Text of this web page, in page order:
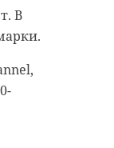
В
в
20